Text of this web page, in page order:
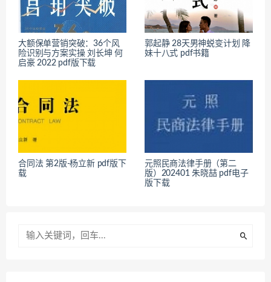
大额保单营销突破：36个风
险识别与方案实操 刘长坤 何
启豪 2022 pdf版下载
郭起静 28天男神蜕变计划 降
妹十八式 pdf书籍
合同法 第2版-杨立新 pdf版下
载
元照民商法律手册（第二
版）202401 朱晓喆 pdf电子
版下载